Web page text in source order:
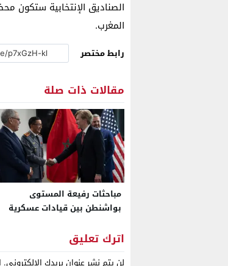
الصناديق الإنتخابية ستكون
المغرب.
رابط مختصر
مقالات ذات صلة
مباحثات رفيعة المستوى
بواشنطن بين قيادات عسكرية
الاستشارية للدفاع بين البلدين
اترك تعليق
لن يتم نشر عنوان بريدك الإلكتروني.